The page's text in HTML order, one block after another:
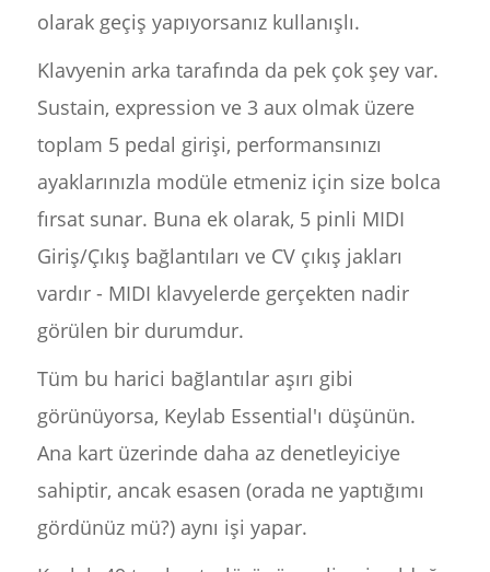
olarak geçiş yapıyorsanız kullanışlı.
Klavyenin arka tarafında da pek çok şey var.
Sustain, expression ve 3 aux olmak üzere
toplam 5 pedal girişi, performansınızı
ayaklarınızla modüle etmeniz için size bolca
fırsat sunar. Buna ek olarak, 5 pinli MIDI
Giriş/Çıkış bağlantıları ve CV çıkış jakları
vardır - MIDI klavyelerde gerçekten nadir
görülen bir durumdur.
Tüm bu harici bağlantılar aşırı gibi
görünüyorsa, Keylab Essential'ı düşünün.
Ana kart üzerinde daha az denetleyiciye
sahiptir, ancak esasen (orada ne yaptığımı
gördünüz mü?) aynı işi yapar.